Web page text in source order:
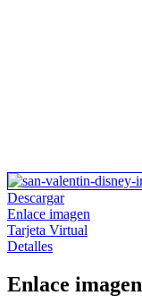
Descargar
Enlace imagen
Tarjeta Virtual
Detalles
Enlace imagen